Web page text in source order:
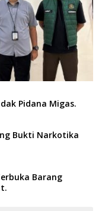
Pidana Migas.
Bukti Narkotika
Barang